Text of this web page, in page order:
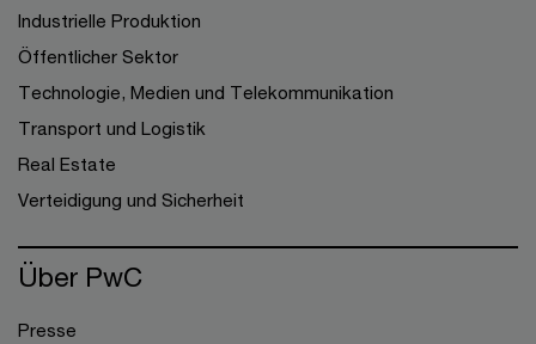
Industrielle Produktion
Öffentlicher Sektor
Technologie, Medien und Telekommunikation
Transport und Logistik
Real Estate
Verteidigung und Sicherheit
Über PwC
Presse